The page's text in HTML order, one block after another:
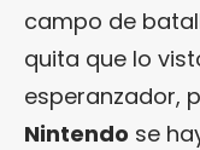
campo de
quita que lo
esperanzador,
Nintendo se